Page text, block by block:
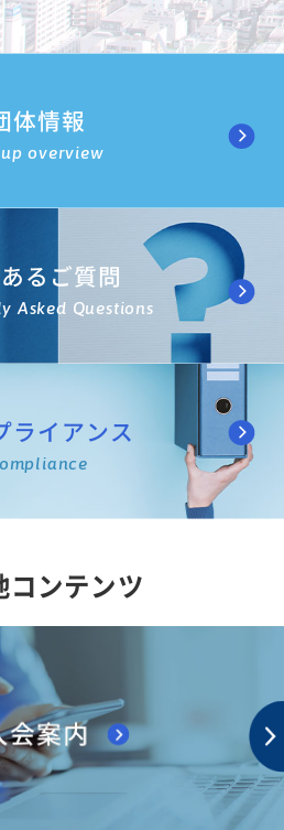
体情報
overview
るご質問
Asked Questions
ライアンス
コンテンツ